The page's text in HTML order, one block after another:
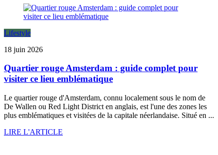
Lifestyle
18 juin 2026
Quartier rouge Amsterdam : guide complet pour
visiter ce lieu emblématique
Le quartier rouge d'Amsterdam, connu localement sous le nom de
De Wallen ou Red Light District en anglais, est l'une des zones les
plus emblématiques et visitées de la capitale néerlandaise. Situé en ...
LIRE L'ARTICLE